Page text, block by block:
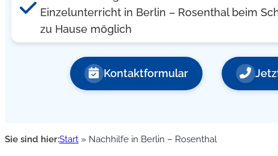
Einzelunterricht in Berlin – Rosenthal beim
zu Hause möglich
Kontaktformular
Sie sind hier:Start » Nachhilfe in Berlin – Rosenthal